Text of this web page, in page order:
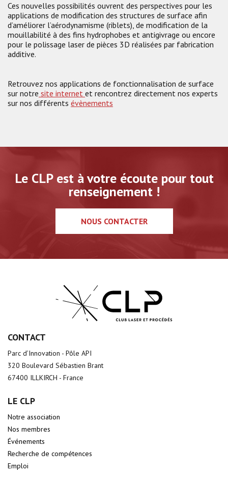
Ces nouvelles possibilités ouvrent des perspectives pour les
applications de modification des structures de surface afin
d’améliorer l’aérodynamisme (riblets), de modification de la
mouillabilité à des fins hydrophobes et antigivrage ou encore
pour le polissage laser de pièces 3D réalisées par fabrication
additive.
Retrouvez nos applications de fonctionnalisation de surface
sur notre site internet et rencontrez directement nos experts
sur nos différents évènements
Le CLP est à votre écoute pour tout
renseignement !
NOUS CONTACTER
CONTACT
Parc d’Innovation - Pôle API
320 Boulevard Sébastien Brant
67400 ILLKIRCH - France
LE CLP
Notre association
Nos membres
Événements
Recherche de compétences
Emploi